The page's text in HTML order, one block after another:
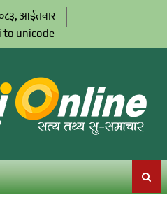
आईतवार
to unicode